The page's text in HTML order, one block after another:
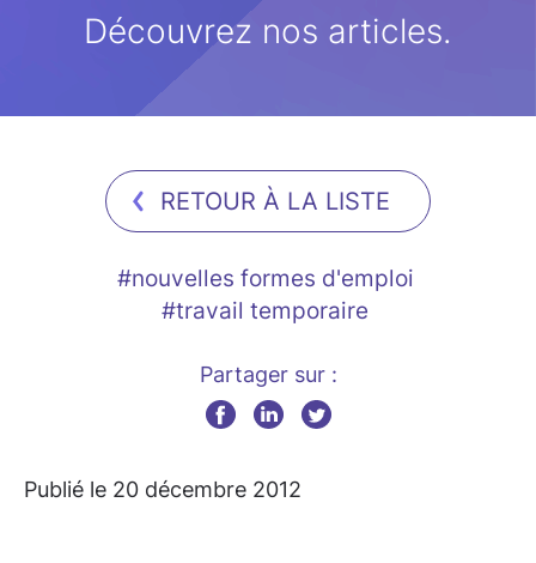
Découvrez nos articles.
RETOUR À LA LISTE
#nouvelles formes d'emploi
#travail temporaire
Partager sur :
Publié le 20 décembre 2012